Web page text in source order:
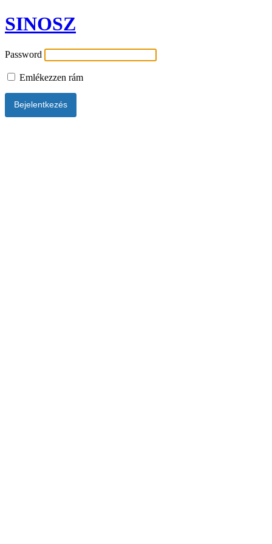
SINOSZ
Password
Emlékezzen rám